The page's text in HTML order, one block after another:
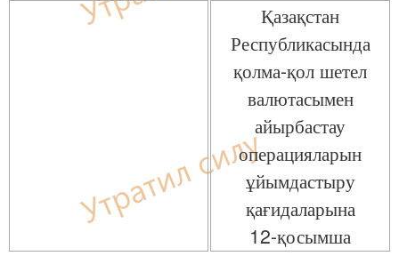
Қазақстан
Республикасында
қолма-қол шетел
валютасымен
айырбастау
операцияларын
ұйымдастыру
қағидаларына
12-қосымша